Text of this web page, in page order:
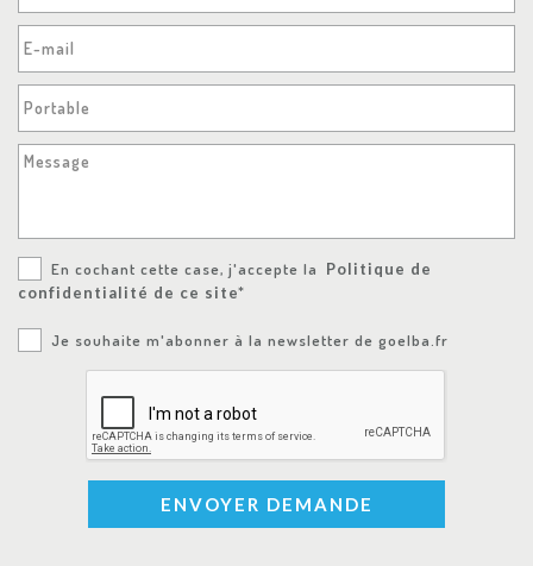
E-mail
Portable
Message
En cochant cette case, j'accepte la
Politique de
confidentialité de ce site*
Je souhaite m'abonner à la newsletter de goelba.fr
ENVOYER DEMANDE